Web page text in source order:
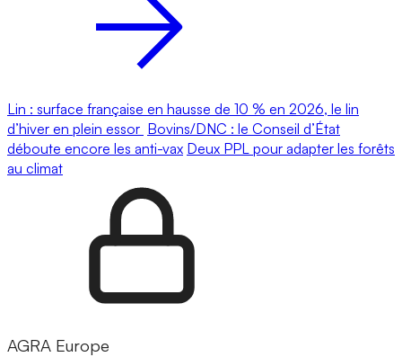
Lin : surface française en hausse de 10 % en 2026, le lin
d’hiver en plein essor Bovins/DNC : le Conseil d’État
déboute encore les anti-vax Deux PPL pour adapter les forêts
au climat
AGRA Europe